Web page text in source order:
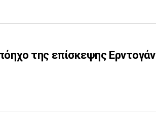
της επίσκεψης Ερντογάν